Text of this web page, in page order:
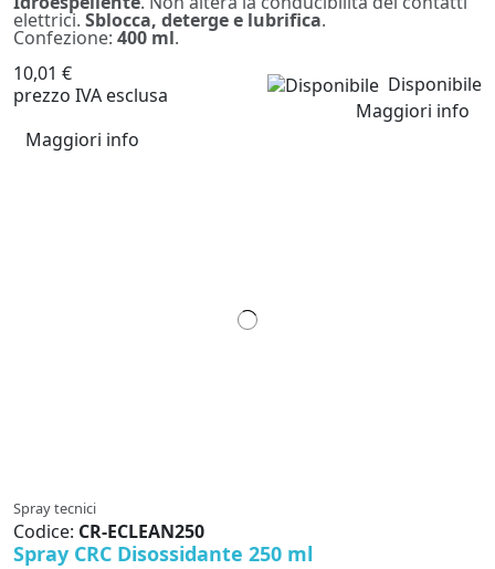
elettrici. Sblocca, deterge e lubrifica.
Confezione: 400 ml.
10,01 €
prezzo IVA esclusa
Disponibile
Maggiori info
Maggiori info
Spray tecnici
Codice: CR-ECLEAN250
Spray CRC Disossidante 250 ml